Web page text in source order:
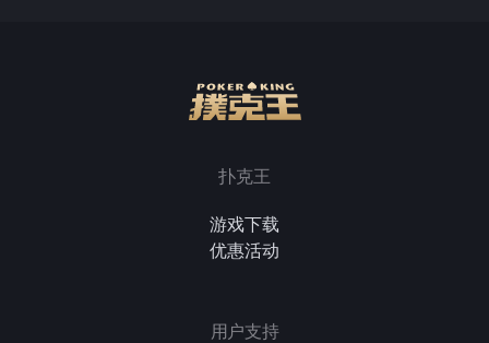
扑克王
游戏下载
优惠活动
用户支持